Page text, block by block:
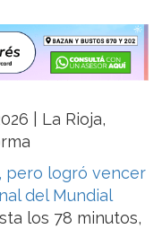
| La Rioja,
pero logró vencer
del Mundial
los 78 minutos,